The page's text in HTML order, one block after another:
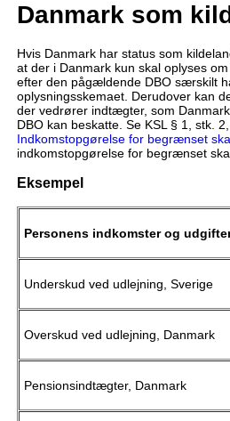
Danmark som
Hvis Danmark har status som
at der i Danmark kun skal oplyses
efter den pågældende DBO særskilt
oplysningsskemaet. Derudover kan
der vedrører indtægter, som
DBO kan beskatte. Se KSL § 1, stk.
Indkomstopgørelse for begrænset
indkomstopgørelse for begrænset
Eksempel
Personens indkomster og
Underskud ved udlejning, Sverige
Overskud ved udlejning, Danmark
Pensionsindtægter, Danmark